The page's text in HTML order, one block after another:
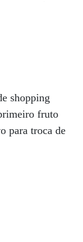
shopping
fruto
para troca de